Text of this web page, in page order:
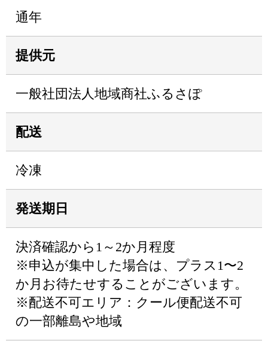
通年
提供元
一般社団法人地域商社ふるさぽ
配送
冷凍
発送期日
決済確認から1～2か月程度
※申込が集中した場合は、プラス1〜2
か月お待たせすることがございます。
※配送不可エリア：クール便配送不可
の一部離島や地域